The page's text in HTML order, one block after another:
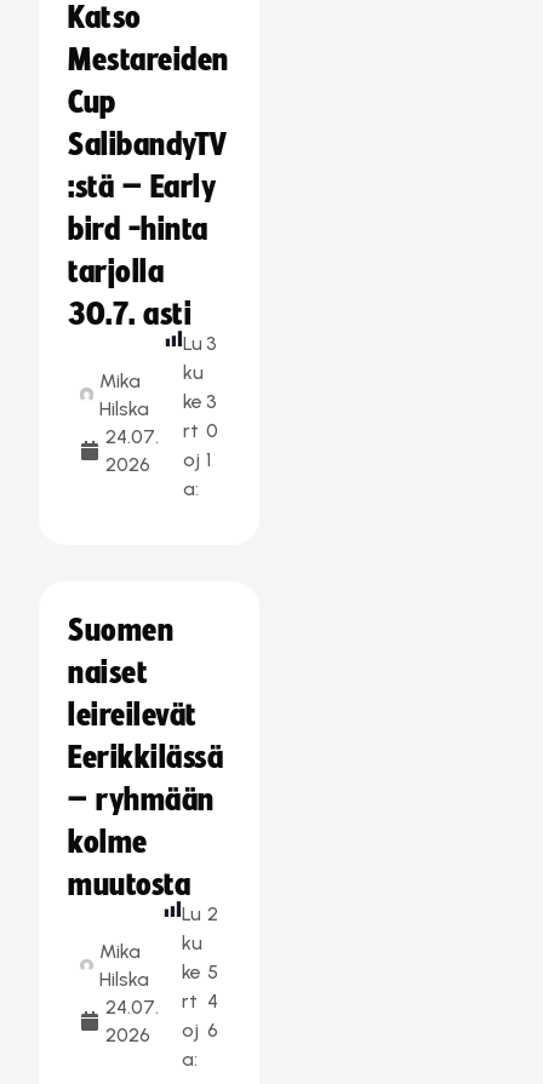
Katso
Mestareiden
Cup
SalibandyTV
:stä – Early
bird -hinta
tarjolla
30.7. asti
Mika
Hilska
24.07.
2026
Lu
ku
ke
rt
oj
a:
3
3
0
1
Suomen
naiset
leireilevät
Eerikkilässä
– ryhmään
kolme
muutosta
Mika
Hilska
24.07.
2026
Lu
ku
ke
rt
oj
a:
2
5
4
6